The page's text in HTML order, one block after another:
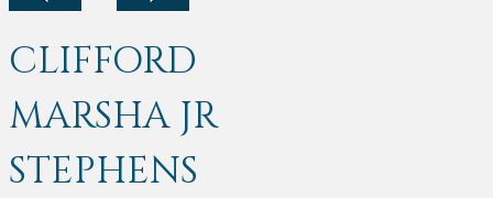
CLIFFORD
MARSHA JR
STEPHENS